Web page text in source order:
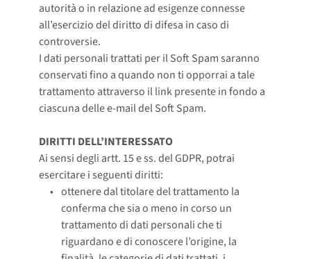
autorità o in relazione ad esigenze connesse
all’esercizio del diritto di difesa in caso di
controversie.
I dati personali trattati per il Soft Spam saranno
conservati fino a quando non ti opporrai a tale
trattamento attraverso il link presente in fondo a
ciascuna delle e-mail del Soft Spam.
DIRITTI DELL’INTERESSATO
Ai sensi degli artt. 15 e ss. del GDPR, potrai
esercitare i seguenti diritti:
ottenere dal titolare del trattamento la
conferma che sia o meno in corso un
trattamento di dati personali che ti
riguardano e di conoscere l’origine, la